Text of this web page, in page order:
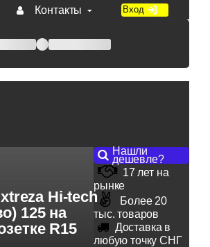
Контакты Вход
Hi-tech
125 на
R15
Нашли
дешевле?
17 лет на
рынке
Более 20
тыс. товаров
Доставка в
любую точку СНГ